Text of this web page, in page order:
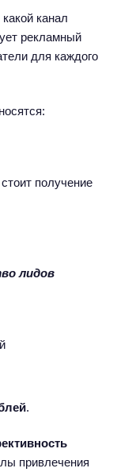
канал
рекламный
для каждого
получение
лидов
.
привлечения